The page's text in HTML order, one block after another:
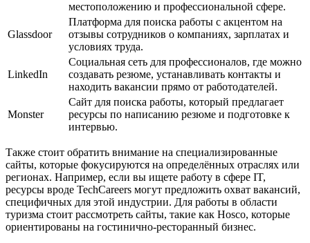
местоположению и профессиональной сфере.
Glassdoor
Платформа для поиска работы с акцентом на
отзывы сотрудников о компаниях, зарплатах и
условиях труда.
LinkedIn
Социальная сеть для профессионалов, где можно
создавать резюме, устанавливать контакты и
находить вакансии прямо от работодателей.
Monster
Сайт для поиска работы, который предлагает
ресурсы по написанию резюме и подготовке к
интервью.
Также стоит обратить внимание на специализированные
сайты, которые фокусируются на определённых отраслях или
регионах. Например, если вы ищете работу в сфере IT,
ресурсы вроде TechCareers могут предложить охват вакансий,
специфичных для этой индустрии. Для работы в области
туризма стоит рассмотреть сайты, такие как Hosco, которые
ориентированы на гостинично-ресторанный бизнес.